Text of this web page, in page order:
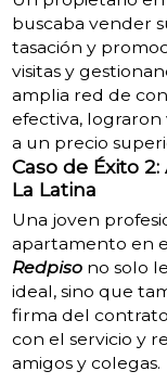
buscaba vender
tasación y
visitas y
amplia red de
efectiva,
a un precio
Caso de Éxito
La Latina
Una joven
apartamento en
Redpisono solo
ideal, sino que
firma del
con el servicio y
amigos y colegas.